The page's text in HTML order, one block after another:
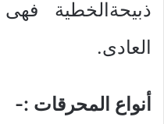
ذبيحةالخطية
العادى.
أنواع المحرقات :-